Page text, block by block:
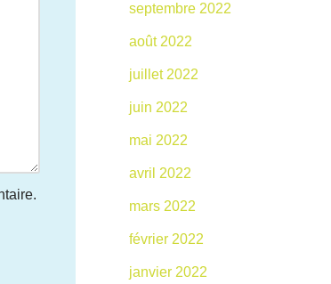
septembre 2022
août 2022
juillet 2022
juin 2022
mai 2022
avril 2022
mars 2022
février 2022
janvier 2022